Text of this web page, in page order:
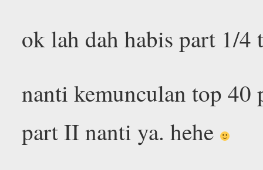
ok lah dah habis part 1/4
nanti kemunculan top 40
part II nanti ya. hehe